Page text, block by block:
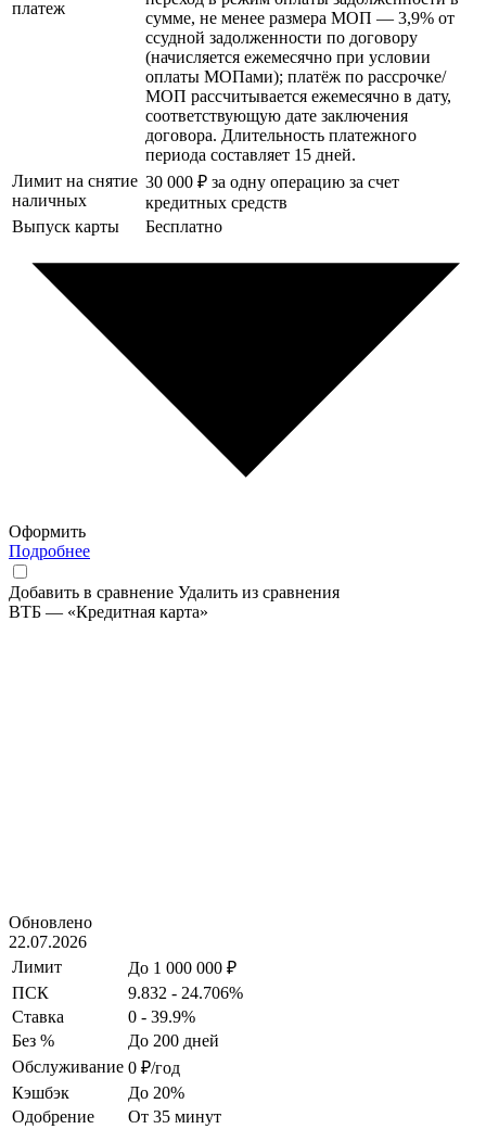
платеж
сумме, не менее размера МОП — 3,9% от
ссудной задолженности по договору
(начисляется ежемесячно при условии
оплаты МОПами); платёж по рассрочке/
МОП рассчитывается ежемесячно в дату,
соответствующую дате заключения
договора. Длительность платежного
периода составляет 15 дней.
Лимит на снятие
наличных
30 000 ₽ за одну операцию за счет
кредитных средств
Выпуск карты
Бесплатно
Оформить
Подробнее
Добавить в сравнение Удалить из сравнения
ВТБ — «Кредитная карта»
Обновлено
22.07.2026
Лимит
До 1 000 000 ₽
ПСК
9.832 - 24.706%
Ставка
0 - 39.9%
Без %
До 200 дней
Обслуживание 0 ₽/год
Кэшбэк
До 20%
Одобрение
От 35 минут